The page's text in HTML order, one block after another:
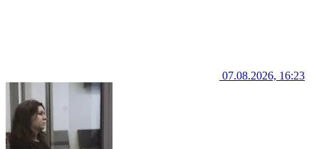
07.08.2026, 16:23